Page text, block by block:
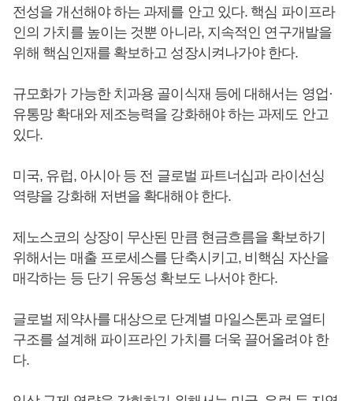
전성을 개선해야 하는 과제를 안고 있다. 핵심 파이프라
인의 가치를 높이는 것뿐 아니라, 지속적인 연구개발을
위해 핵심인재를 확보하고 성장시켜나가야 한다.
규모화가 가능한 치과용 골이식재 등에 대해서는 영업·
유통망 확대와 제조능력을 강화해야 하는 과제도 안고
있다.
미국, 유럽, 아시아 등 전 글로벌 파트너십과 라이선싱
역량을 강화해 저변을 확대해야 한다.
제노스코의 상장이 무산된 만큼 현금흐름을 확보하기
위해서는 매출 프로세스를 단축시키고, 비핵심 자산을
매각하는 등 단기 유동성 확보도 나서야 한다.
글로벌 제약사를 대상으로 단계별 마일스톤과 로열티
구조를 설계해 파이프라인 가치를 더욱 끌어올려야 한
다.